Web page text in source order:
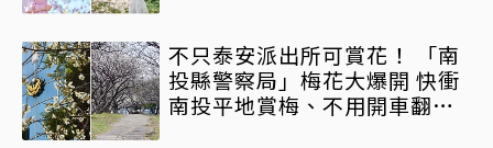
不只泰安派出所可賞花！ 「南
投縣警察局」梅花大爆開 快衝
南投平地賞梅、不用開車翻山